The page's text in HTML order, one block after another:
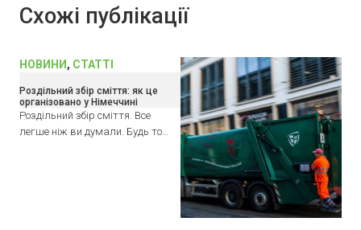
Схожі публікації
НОВИНИ , СТАТТІ
Роздільний збір сміття: як це
організовано у Німеччині
Роздільний збір сміття. Все
легше ніж ви думали. Будь то…